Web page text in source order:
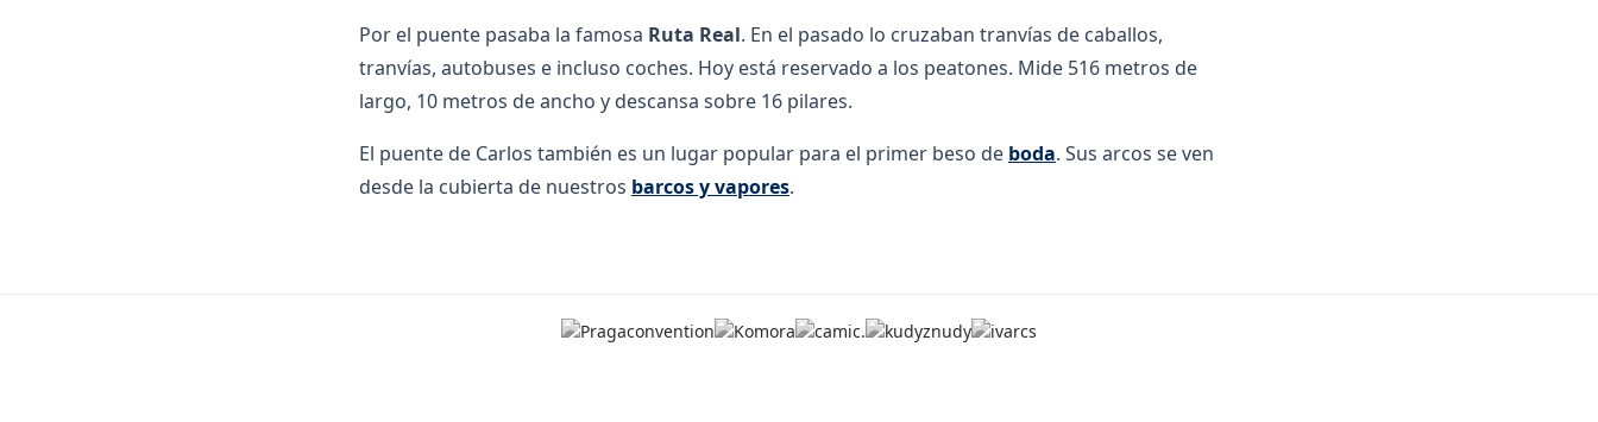
Por el puente pasaba la famosa Ruta Real. En el pasado lo cruzaban tranvías de caballos,
tranvías, autobuses e incluso coches. Hoy está reservado a los peatones. Mide 516 metros de
largo, 10 metros de ancho y descansa sobre 16 pilares.
El puente de Carlos también es un lugar popular para el primer beso de boda. Sus arcos se ven
desde la cubierta de nuestros barcos y vapores.